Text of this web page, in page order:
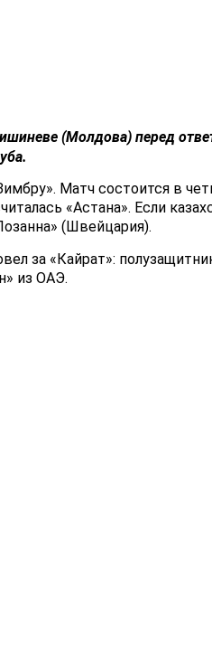
(Молдова) перед
Матч состоится в
«Астана». Если
(Швейцария).
за «Кайрат»:
из ОАЭ.